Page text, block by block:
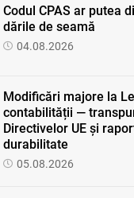
Codul CPAS ar putea
dările de seamă
04.08.2026
Modificări majore la
contabilității —
Directivelor UE și
durabilitate
05.08.2026